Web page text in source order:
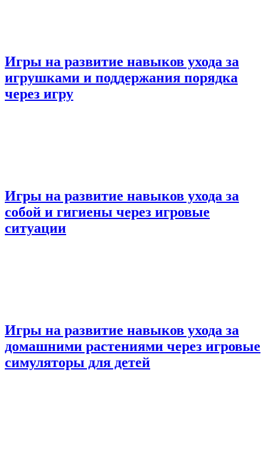
Игры на развитие навыков ухода за
игрушками и поддержания порядка
через игру
Игры на развитие навыков ухода за
собой и гигиены через игровые
ситуации
Игры на развитие навыков ухода за
домашними растениями через игровые
симуляторы для детей